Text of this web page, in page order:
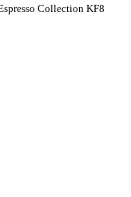
Collection KF8